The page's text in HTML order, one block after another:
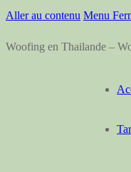
Aller au contenu Menu
Woofing en Thailande –